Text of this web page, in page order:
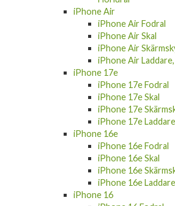
iPhone Air
iPhone Air Fodral
iPhone Air Skal
iPhone Air
iPhone Air
iPhone 17e
iPhone 17e Fodral
iPhone 17e Skal
iPhone 17e
iPhone 17e
iPhone 16e
iPhone 16e Fodral
iPhone 16e Skal
iPhone 16e
iPhone 16e
iPhone 16